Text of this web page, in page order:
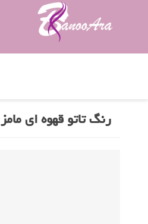
رنگ تاتو قهوه ای مامز BROWN MOMZ